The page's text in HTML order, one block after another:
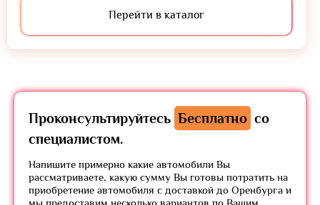
Перейти в каталог
Проконсультируйтесь Бесплатно со
специалистом.
Напишите примерно какие автомобили Вы
рассматриваете, какую сумму Вы готовы потратить на
приобретение автомобиля с доставкой до Оренбурга и